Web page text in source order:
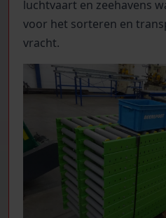
luchtvaart en zeehavens
voor het sorteren en
vracht.